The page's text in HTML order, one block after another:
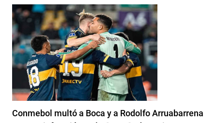
Conmebol multó a Boca y a Rodolfo Arruabarrena